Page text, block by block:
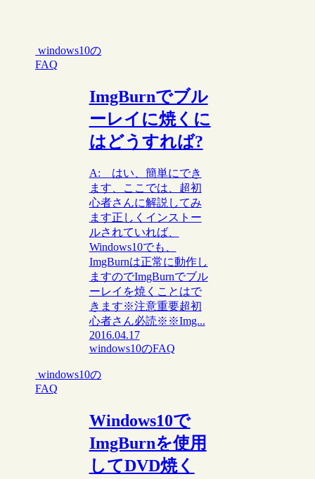
windows10の
FAQ
ImgBurnでブル
ーレイに焼くに
はどうすれば?
A: はい、簡単にでき
ます、ここでは、超初
心者さんに解説してみ
ます正しくインストー
ルされていれば、
Windows10でも、
ImgBurnは正常に動作し
ますのでImgBurnでブル
ーレイを焼くことはで
きます※注意重要超初
心者さん必読※※Img...
2016.04.17
windows10のFAQ
windows10の
FAQ
Windows10で
ImgBurnを使用
してDVD焼く